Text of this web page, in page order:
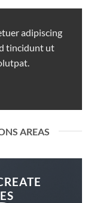
adipiscing
tincidunt ut
AREAS